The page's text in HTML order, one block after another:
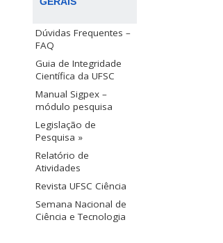
Dúvidas Frequentes –
FAQ
Guia de Integridade
Científica da UFSC
Manual Sigpex –
módulo pesquisa
Legislação de
Pesquisa »
Relatório de
Atividades
Revista UFSC Ciência
Semana Nacional de
Ciência e Tecnologia